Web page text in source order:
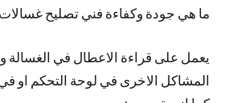
ما هي جودة وكفاءة فني تصليح
يعمل على قراءة الاعطال في الغسالة
المشاكل الاخرى في لوحة التحكم او